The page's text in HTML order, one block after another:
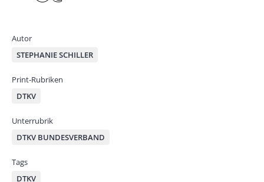
Autor
STEPHANIE SCHILLER
Print-Rubriken
DTKV
Unterrubrik
DTKV BUNDESVERBAND
Tags
DTKV